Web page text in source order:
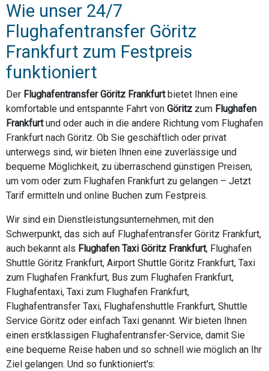
Wie unser 24/7
Flughafentransfer Göritz
Frankfurt zum Festpreis
funktioniert
Der Flughafentransfer Göritz Frankfurtbietet Ihnen eine
komfortable und entspannte Fahrt von Göritz zum Flughafen
Frankfurtund oder auch in die andere Richtung vom Flughafen
Frankfurt nach Göritz. Ob Sie geschäftlich oder privat
unterwegs sind, wir bieten Ihnen eine zuverlässige und
bequeme Möglichkeit, zu überraschend günstigen Preisen,
um vom oder zum Flughafen Frankfurt zu gelangen – Jetzt
Tarif ermitteln und online Buchen zum Festpreis.
Wir sind ein Dienstleistungsunternehmen, mit den
Schwerpunkt, das sich auf Flughafentransfer Göritz Frankfurt,
auch bekannt als Flughafen Taxi Göritz Frankfurt, Flughafen
Shuttle Göritz Frankfurt, Airport Shuttle Göritz Frankfurt, Taxi
zum Flughafen Frankfurt, Bus zum Flughafen Frankfurt,
Flughafentaxi, Taxi zum Flughafen Frankfurt,
Flughafentransfer Taxi, Flughafenshuttle Frankfurt, Shuttle
Service Göritz oder einfach Taxi genannt. Wir bieten Ihnen
einen erstklassigen Flughafentransfer-Service, damit Sie
eine bequeme Reise haben und so schnell wie möglich an Ihr
Ziel gelangen. Und so funktioniert's: